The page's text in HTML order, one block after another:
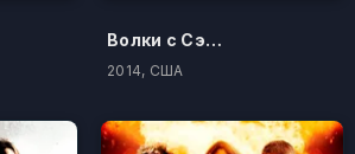
Волки с Сэйвин-Хилл
2014, США